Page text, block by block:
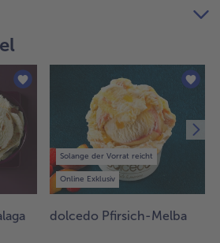
Solange der Vorrat reicht
Online Exklusiv
dolcedo Pfirsich-Melba